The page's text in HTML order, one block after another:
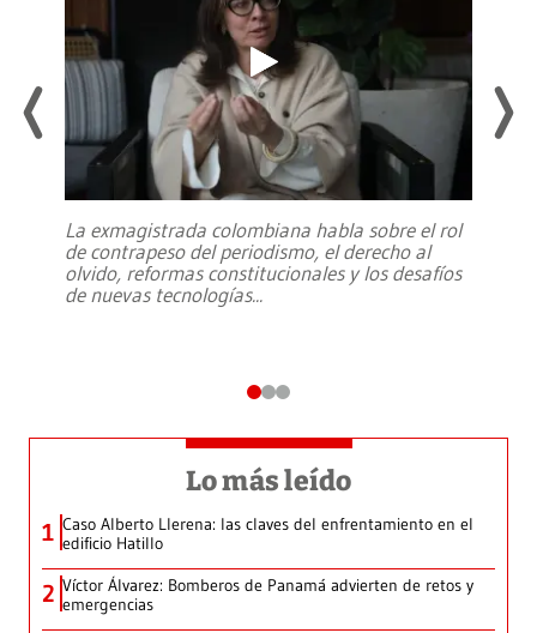
La exmagistrada colombiana habla sobre el rol
de contrapeso del periodismo, el derecho al
olvido, reformas constitucionales y los desafíos
de nuevas tecnologías...
Lo más leído
1 Caso Alberto Llerena: las claves del enfrentamiento en el
edificio Hatillo
2 Víctor Álvarez: Bomberos de Panamá advierten de retos y
emergencias